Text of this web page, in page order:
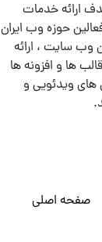
در سال ۱۳۸۶ با هدف ارائه خدمات
حوزه وب ایران
وب سایت ، ارائه
ها و افزونه ها
های ویدئویی و
صفحه اصلی